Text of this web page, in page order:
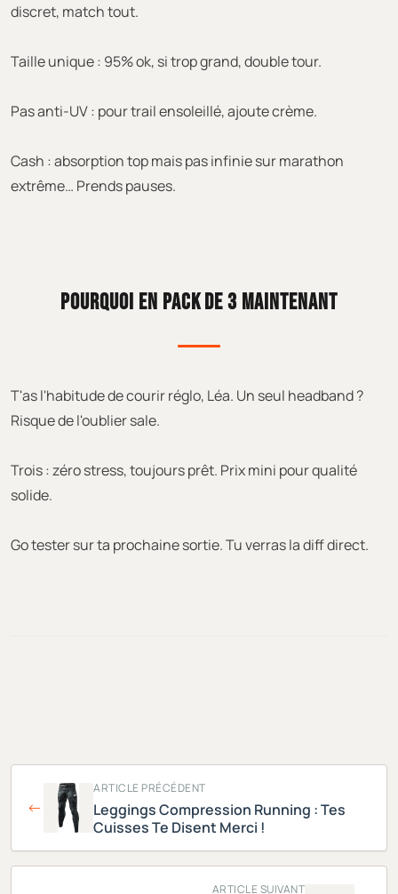
discret, match tout.
Taille unique : 95% ok, si trop grand, double tour.
Pas anti-UV : pour trail ensoleillé, ajoute crème.
Cash : absorption top mais pas infinie sur marathon
extrême… Prends pauses.
POURQUOI EN PACK DE 3 MAINTENANT
T'as l'habitude de courir réglo, Léa. Un seul headband ?
Risque de l'oublier sale.
Trois : zéro stress, toujours prêt. Prix mini pour qualité
solide.
Go tester sur ta prochaine sortie. Tu verras la diff direct.
ARTICLE PRÉCÉDENT
Leggings Compression Running : Tes
Cuisses Te Disent Merci !
ARTICLE SUIVANT